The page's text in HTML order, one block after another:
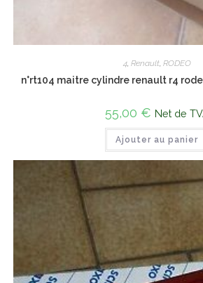
4, Renault, RODEO
n°rt104 maitre cylindre renault r4
55,00 € Net de
Ajouter au panier